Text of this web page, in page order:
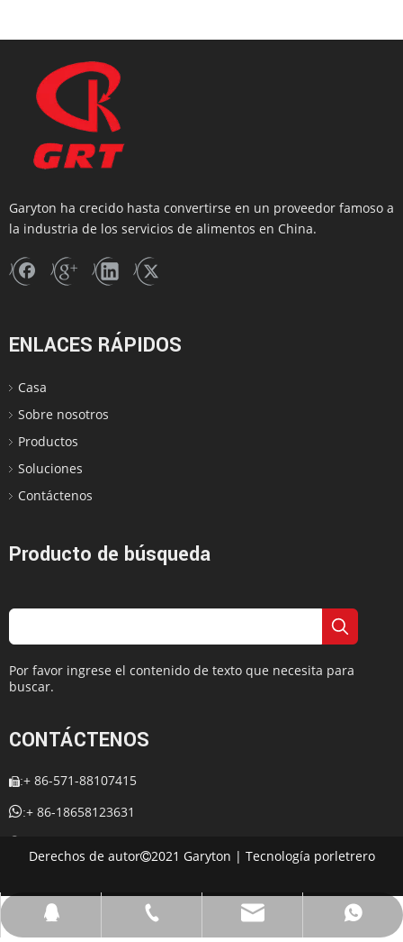
bienvenidos. Puedes enviarnos el diseño o la muestra para
hacerlo. 3. Puede comprar 1 PC de cada artículo para pruebas
de calidad.
Hecho en China Máquina de freidora de gas comercial
(GRT-G34)
China Freidora de gas
Garyton ha crecido hasta convertirse en un proveedor famoso a
la industria de los servicios de alimentos en China.
ENLACES RÁPIDOS
Casa
Sobre nosotros
Productos
Soluciones
Contáctenos
Producto de búsqueda
Por favor ingrese el contenido de texto que necesita para
buscar.
+ 86-18658123631
cherrylee@garyton.cn
+ 86-18658123631
CONTÁCTENOS
:+ 86-571-88107415
:+ 86-18658123631
: 657098666
Derechos de autor2021 Garyton | Tecnología porletrero